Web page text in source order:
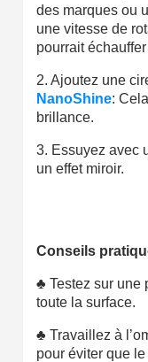
des marques ou
une vitesse de
pourrait
2. Ajoutez une
NanoShine:
brillance.
3. Essuyez avec
un effet miroir.
Conseils
♣ Testez sur une
toute la surface.
♣ Travaillez à
pour éviter que